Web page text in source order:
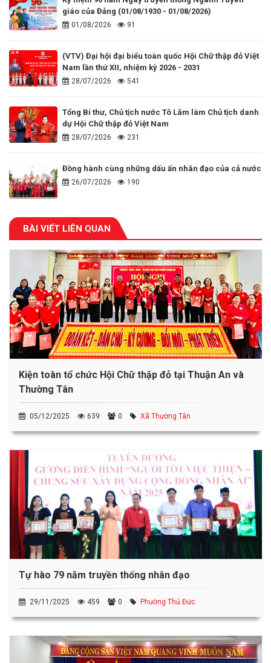
giáo của Đảng (01/08/1930 - 01/08/2026)
01/08/2026 91
(VTV) Đại hội đại biểu toàn quốc Hội Chữ thập đỏ Việt
Nam lần thứ XII, nhiệm kỳ 2026 - 2031
28/07/2026 541
Tổng Bí thư, Chủ tịch nước Tô Lâm làm Chủ tịch danh
dự Hội Chữ thập đỏ Việt Nam
28/07/2026 231
Đồng hành cùng những dấu ấn nhân đạo của cả nước
26/07/2026 190
BÀI VIẾT LIÊN QUAN
Kiện toàn tổ chức Hội Chữ thập đỏ tại Thuận An và
Thường Tân
05/12/2025 639 0 Xã Thường Tân
Tự hào 79 năm truyền thống nhân đạo
29/11/2025 459 0 Phường Thủ Đức